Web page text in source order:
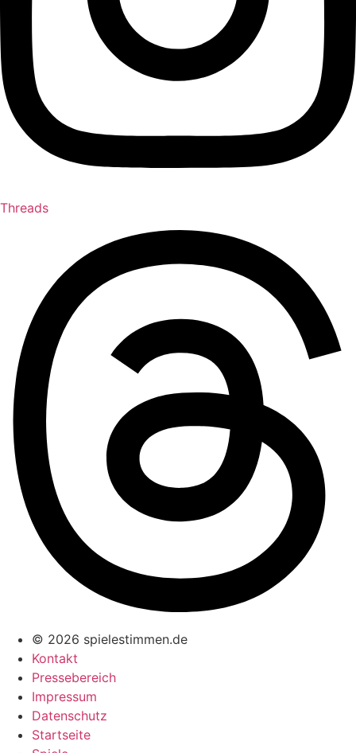
Threads
© 2026 spielestimmen.de
Kontakt
Pressebereich
Impressum
Datenschutz
Startseite